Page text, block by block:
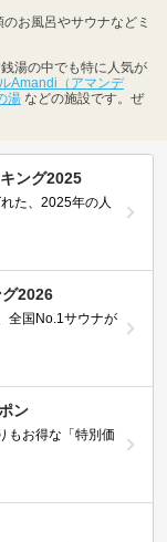
お風呂やサウナなどミ
湯の中でも特に人気が
Amandi（アマンデ
湯 などの施設です。ぜ
ング2025
た、2025年の人
2026
全国No.1サウナが
ン
もお得な「特別価